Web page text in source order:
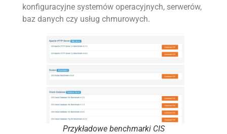
konfiguracyjne systemów operacyjnych, serwerów,
baz danych czy usług chmurowych.
Przykładowe benchmarki CIS